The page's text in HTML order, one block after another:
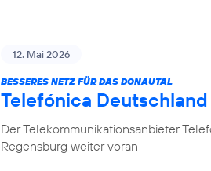
12. Mai 2026
BESSERES NETZ FÜR DAS DONAUTAL
Telefónica
Der Telekommunikationsanbieter
Regensburg weiter voran